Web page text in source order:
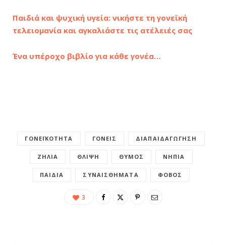
Παιδιά και ψυχική υγεία: νικήστε τη γονεϊκή
τελειομανία και αγκαλιάστε τις ατέλειές σας
Ένα υπέροχο βιβλίο για κάθε γονέα…
ΓΟΝΕΪΚΌΤΗΤΑ ΓΟΝΕΊΣ ΔΙΑΠΑΙΔΑΓΏΓΗΣΗ
ΖΉΛΙΑ ΘΛΊΨΗ ΘΥΜΌΣ ΝΉΠΙΑ
ΠΑΙΔΙΆ ΣΥΝΑΙΣΘΉΜΑΤΑ ΦΌΒΟΣ
3